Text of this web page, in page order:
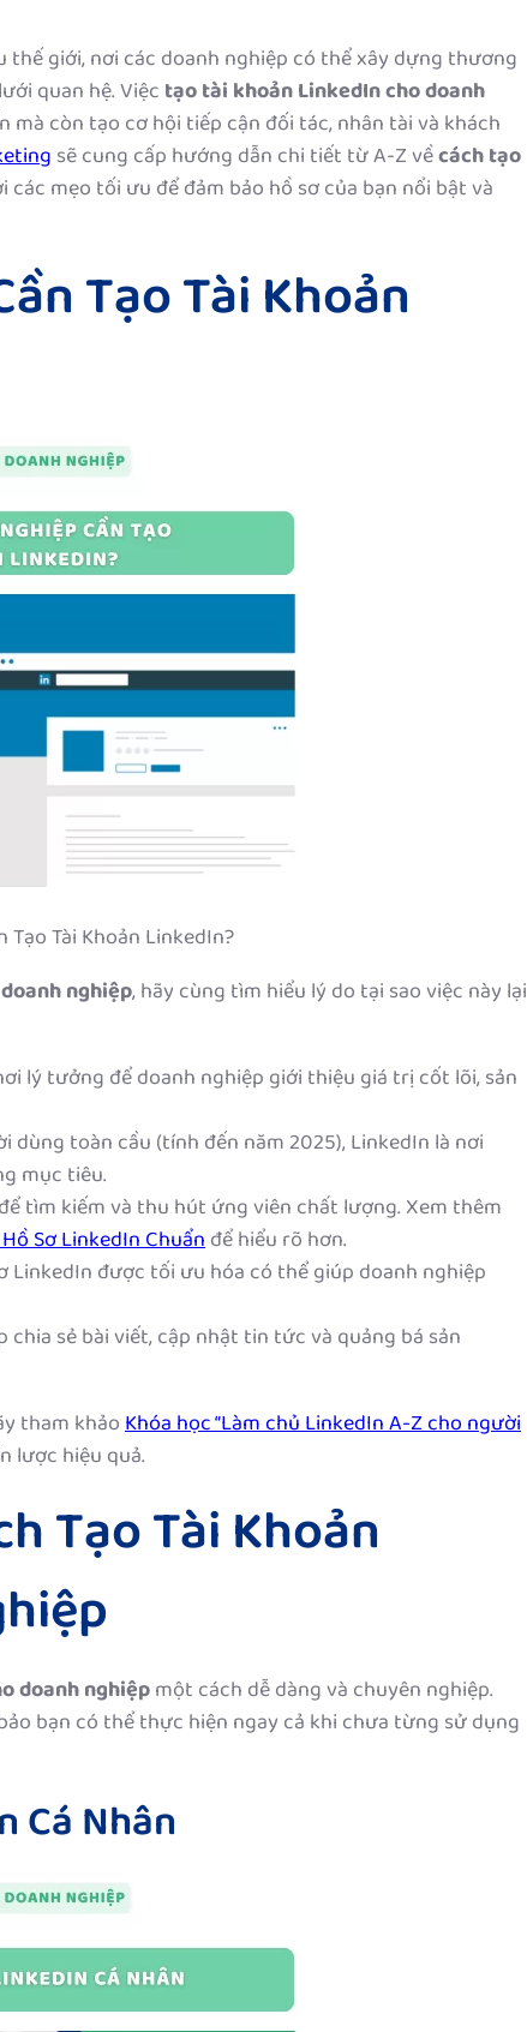
giới, nơi các doanh nghiệp có thể xây dựng thương
quan hệ. Việc tạo tài khoản LinkedIn cho doanh
còn tạo cơ hội tiếp cận đối tác, nhân tài và khách
sẽ cung cấp hướng dẫn chi tiết từ A-Z vềcách tạo
các mẹo tối ưu để đảm bảo hồ sơ của bạn nổi bật và
Tạo Tài Khoản
Tạo Tài Khoản LinkedIn?
nghiệp, hãy cùng tìm hiểu lý do tại sao việc này lại
lý tưởng để doanh nghiệp giới thiệu giá trị cốt lõi, sản
dùng toàn cầu (tính đến năm 2025), LinkedIn là nơi
mục tiêu.
tìm kiếm và thu hút ứng viên chất lượng. Xem thêm
Sơ LinkedIn Chuẩnđể hiểu rõ hơn.
LinkedIn được tối ưu hóa có thể giúp doanh nghiệp
chia sẻ bài viết, cập nhật tin tức và quảng bá sản
tham khảoKhóa học “Làm chủ LinkedIn A-Z cho người
lược hiệu quả.
Tạo Tài Khoản
doanh nghiệpmột cách dễ dàng và chuyên nghiệp.
bạn có thể thực hiện ngay cả khi chưa từng sử dụng
Cá Nhân